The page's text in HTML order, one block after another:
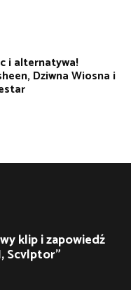
i alternatywa!
Dziwna Wiosna i
klip i zapowiedź
Scvlptor”